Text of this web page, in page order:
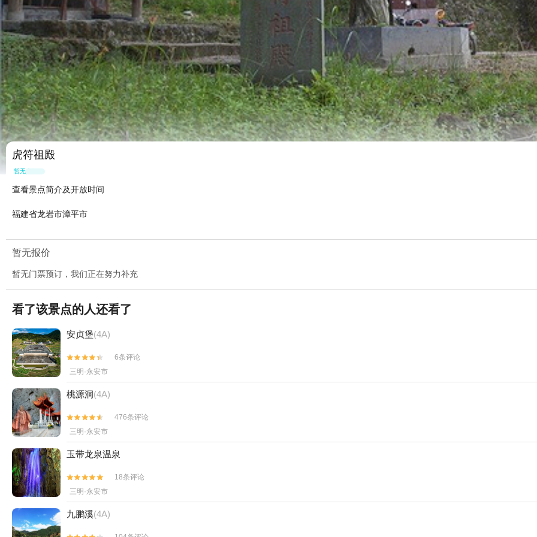
虎符祖殿
暂无点评
查看景点简介及开放时间
福建省龙岩市漳平市
暂无报价
暂无门票预订，我们正在努力补充
看了该景点的人还看了
安贞堡(4A)


6条评论
三明·永安市
桃源洞(4A)


476条评论
三明·永安市
玉带龙泉温泉


18条评论
三明·永安市
九鹏溪(4A)